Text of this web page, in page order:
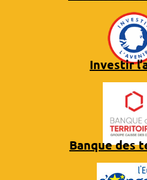
Investir
Banque des